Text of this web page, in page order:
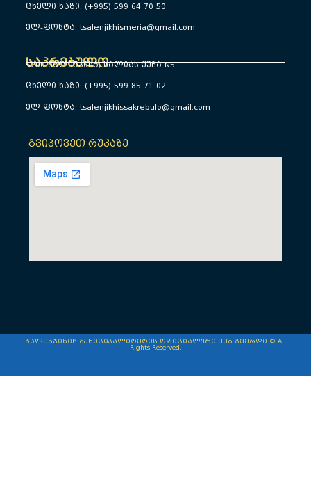
ცხელი ხაზი: (+995) 599 64 70 50
ელ-ფოსტა: tsalenjikhismeria@gmail.com
საკრებულო
5200 წალენჯიხა, სალიას ქუჩა N5
ცხელი ხაზი: (+995) 599 85 71 02
ელ-ფოსტა: tsalenjikhissakrebulo@gmail.com
გვიპოვეთ რუკაზე
წალენჯიხის მუნიციპალიტეტის ოფიციალური ვებ.გვერდი © All
Rights Reserved.